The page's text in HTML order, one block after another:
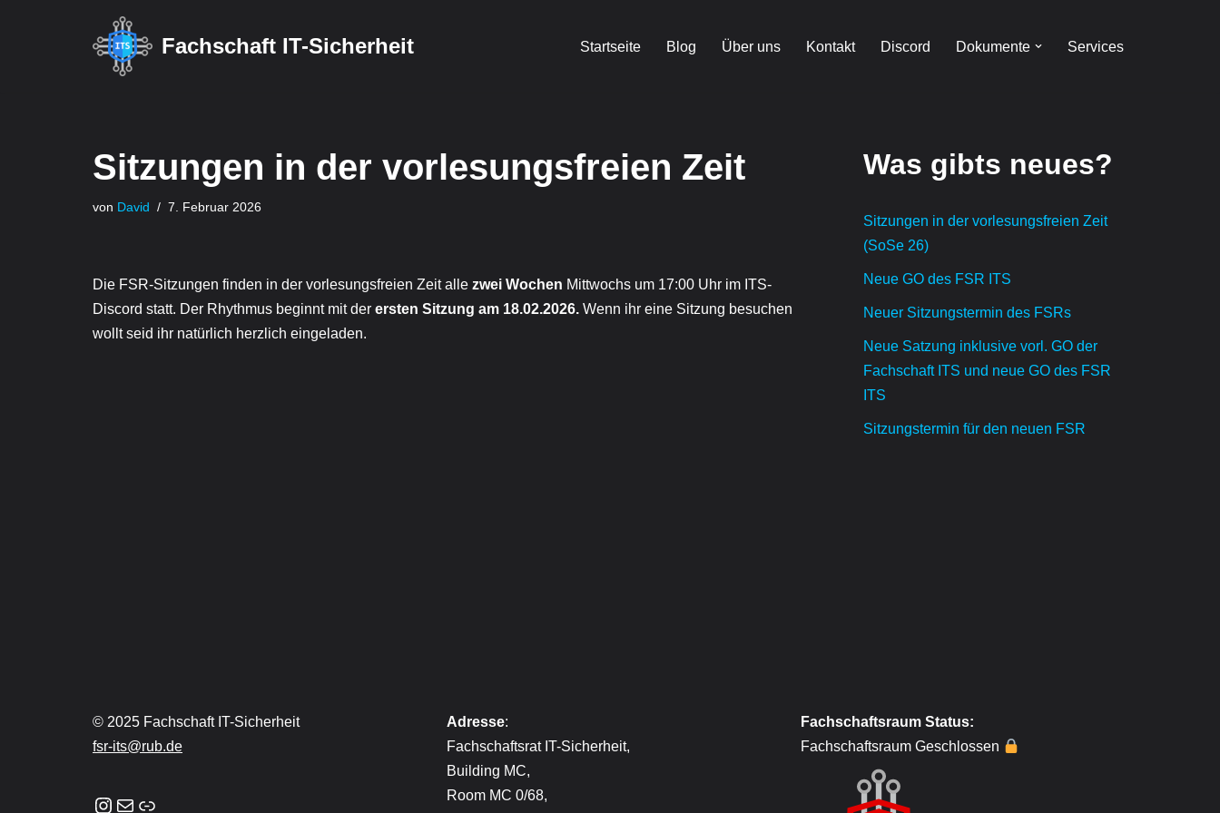
Fachschaft IT-Sicherheit Startseite Blog Über uns Kontakt Discord Dokumente Services
Sitzungen in der vorlesungsfreien Zeit
von David 7. Februar 2026
Die FSR-Sitzungen finden in der vorlesungsfreien Zeit alle zwei Wochen Mittwochs um 17:00 Uhr im ITS-
Discord statt. Der Rhythmus beginnt mit der ersten Sitzung am 18.02.2026. Wenn ihr eine Sitzung besuchen
wollt seid ihr natürlich herzlich eingeladen.
Was gibts neues?
Sitzungen in der vorlesungsfreien Zeit
(SoSe 26)
Neue GO des FSR ITS
Neuer Sitzungstermin des FSRs
Neue Satzung inklusive vorl. GO der
Fachschaft ITS und neue GO des FSR
ITS
Sitzungstermin für den neuen FSR
© 2025 Fachschaft IT-Sicherheit
fsr-its@rub.de
Adresse:
Fachschaftsrat IT-Sicherheit,
Building MC,
Room MC 0/68,
Fachschaftsraum Status:
Fachschaftsraum Geschlossen